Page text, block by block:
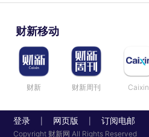
财新移动
财新 财新周刊 Caixin
登录 网页版 订阅电邮
Copyright 财新网 All Rights Reserved